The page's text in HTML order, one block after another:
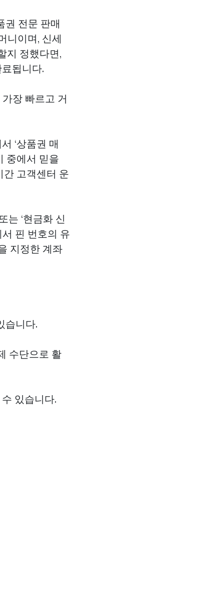
권 전문 판매
니이며, 신세
지 정했다면,
됩니다.
장 빠르고 거
‘상품권 매
중에서 믿을
고객센터 운
는 ‘현금화 신
핀 번호의 유
지정한 계좌
습니다.
수단으로 활
있습니다.